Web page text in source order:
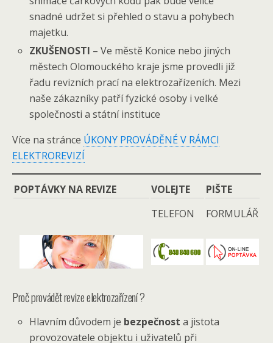
snadné udržet si přehled o stavu a pohybech
majetku.
ZKUŠENOSTI – Ve městě Konice nebo jiných
městech Olomouckého kraje jsme provedli již
řadu revizních prací na elektrozařízeních. Mezi
naše zákazníky patří fyzické osoby i velké
společnosti a státní instituce
Více na stránce ÚKONY PROVÁDĚNÉ V RÁMCI
ELEKTROREVIZÍ
POPTÁVKY NA REVIZE VOLEJTE
PIŠTE
TELEFON
FORMULÁŘ
Proč provádět revize elektrozařízení ?
Hlavním důvodem je bezpečnost a jistota
provozovatele objektu i uživatelů při